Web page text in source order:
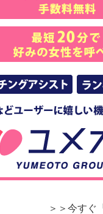
＞＞今すぐ